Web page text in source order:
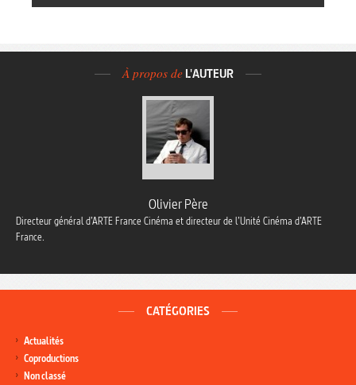
À propos de L'AUTEUR
Olivier Père
Directeur général d’ARTE France Cinéma et directeur de l’Unité Cinéma d’ARTE
France.
CATÉGORIES
Actualités
Coproductions
Non classé